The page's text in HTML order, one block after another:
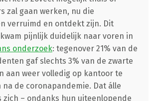
zal gaan werken, nu die
verruimd en ontdekt zijn. Dit
pijnlijk duidelijk naar voren in
onderzoek: tegenover 21% van de
gaf slechts 3% van de zwarte
aan weer volledig op kantoor te
na de coronapandemie. Dat álle
zich – ondanks hun uiteenlopende